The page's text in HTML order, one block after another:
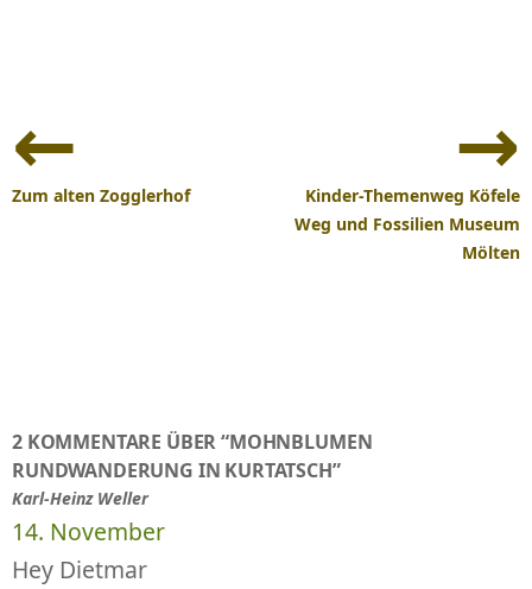
Navigation
Zum alten Zogglerhof
Kinder-Themenweg Köfele
Weg und Fossilien Museum
Mölten
2 KOMMENTARE ÜBER “MOHNBLUMEN
RUNDWANDERUNG IN KURTATSCH”
Karl-Heinz Weller
14. November
Hey Dietmar